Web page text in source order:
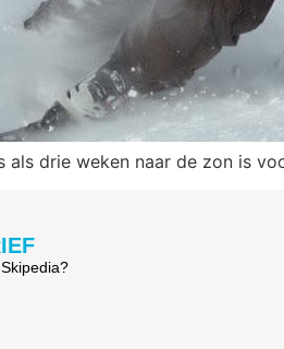
drie weken naar de zon is